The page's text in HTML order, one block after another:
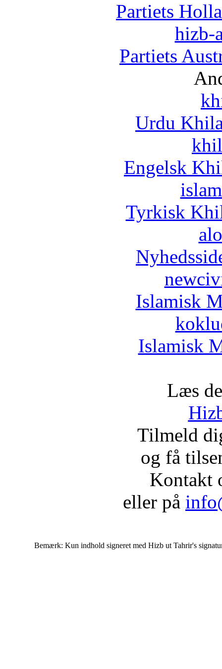
Partiets
hizb-
Partiets
Urdu
Engelsk
Tyrkisk
Islamisk
Islamisk
Læs
Tilmeld
og få
Kontakt
eller på
Bemærk: Kun indhold signeret med Hizb ut Tahrir's